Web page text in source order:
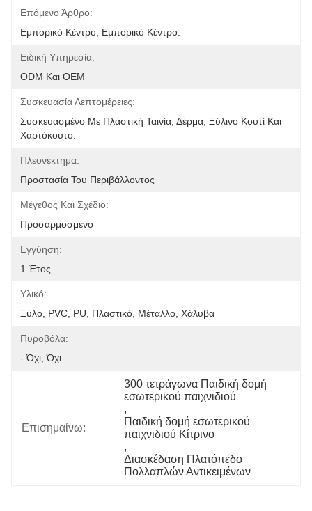
Επόμενο Άρθρο:
Εμπορικό Κέντρο, Εμπορικό Κέντρο.
Ειδική Υπηρεσία:
ODM Και OEM
Συσκευασία Λεπτομέρειες:
Συσκευασμένο Με Πλαστική Ταινία, Δέρμα, Ξύλινο Κουτί Και
Χαρτόκουτο.
Πλεονέκτημα:
Προστασία Του Περιβάλλοντος
Μέγεθος Και Σχέδιο:
Προσαρμοσμένο
Εγγύηση:
1 Έτος
Υλικό:
Ξύλο, PVC, PU, Πλαστικό, Μέταλλο, Χάλυβα
Πυροβόλα:
- Όχι, Όχι.
Επισημαίνω:
300 τετράγωνα Παιδική δομή
εσωτερικού παιχνιδιού
,
Παιδική δομή εσωτερικού
παιχνιδιού Κίτρινο
,
Διασκέδαση Πλατόπεδο
Πολλαπλών Αντικειμένων